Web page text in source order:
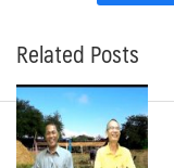
Related Posts